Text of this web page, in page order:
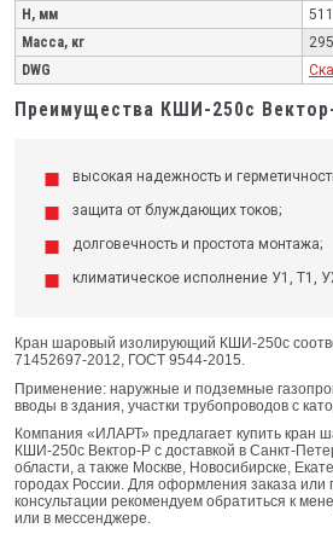
H, мм
511
Масса, кг
295
DWG
Преимущества КШИ-250с
высокая надежность и
защита от блуждающих токов;
долговечность и простота монтажа;
климатическое исполнение У1, Т1,
Кран шаровый изолирующий КШИ-250с
71452697-2012, ГОСТ 9544-2015.
Применение: наружные и подземные
вводы в здания, участки трубопроводов с
Компания «ИЛАРТ» предлагает купить кран
КШИ-250с Вектор-Р с доставкой в Санкт-
области, а также Москве, Новосибирске,
городах России. Для оформления заказа или
консультации рекомендуем обратиться к
или в мессенджере.